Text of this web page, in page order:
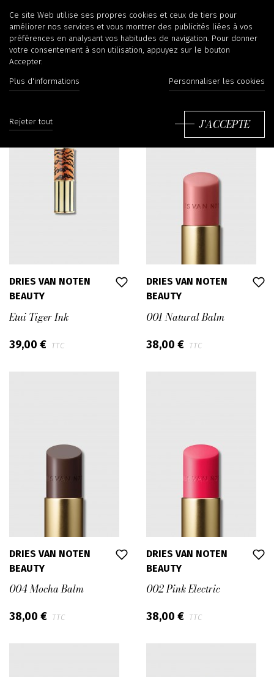
Beauté
DRIES VAN NOTEN
BEAUTY
Etui Tiger Ink
39,00 € TTC
DRIES VAN NOTEN
BEAUTY
001 Natural Balm
38,00 € TTC
DRIES VAN NOTEN
BEAUTY
004 Mocha Balm
38,00 € TTC
DRIES VAN NOTEN
BEAUTY
002 Pink Electric
38,00 € TTC
Ce site Web utilise ses propres cookies et ceux de tiers pour
améliorer nos services et vous montrer des publicités liées à vos
préférences en analysant vos habitudes de navigation. Pour donner
votre consentement à son utilisation, appuyez sur le bouton
Accepter.
Plus d'informations Personnaliser les cookies
Rejeter tout J'ACCEPTE